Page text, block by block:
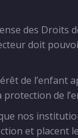
des Droits
doit
de l’enfant
de
nos
et placent